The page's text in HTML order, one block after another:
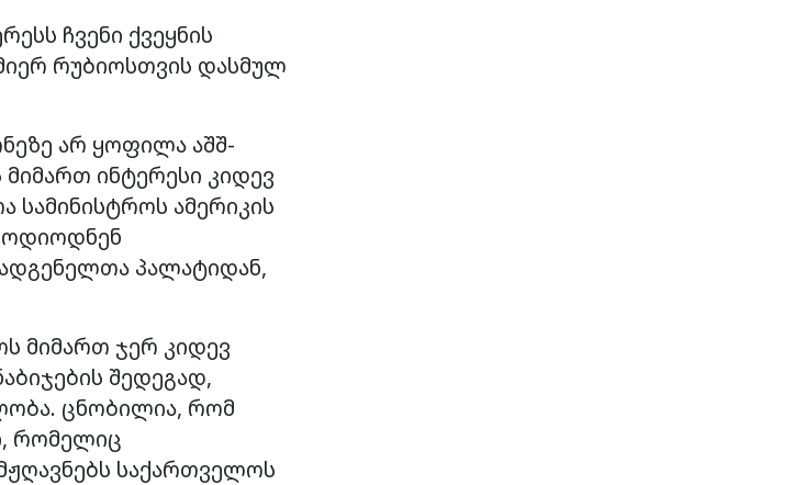
ჩვენი ქვეყნის
რუბიოსთვის დასმულ
არ ყოფილა აშშ-
ინტერესი კიდევ
ამერიკის
პალატიდან,
მიმართ ჯერ კიდევ
შედეგად,
ცნობილია, რომ
რომელიც
საქართველოს